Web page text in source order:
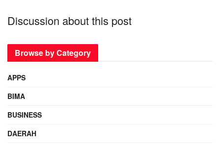
Discussion about this post
Browse by Category
APPS
BIMA
BUSINESS
DAERAH